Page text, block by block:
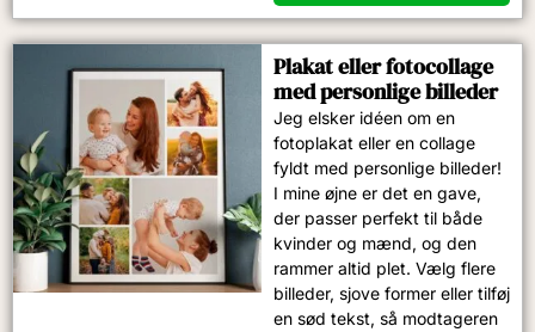
Plakat eller fotocollage
med personlige billeder
Jeg elsker idéen om en
fotoplakat eller en collage
fyldt med personlige billeder!
I mine øjne er det en gave,
der passer perfekt til både
kvinder og mænd, og den
rammer altid plet. Vælg flere
billeder, sjove former eller tilføj
en sød tekst, så modtageren